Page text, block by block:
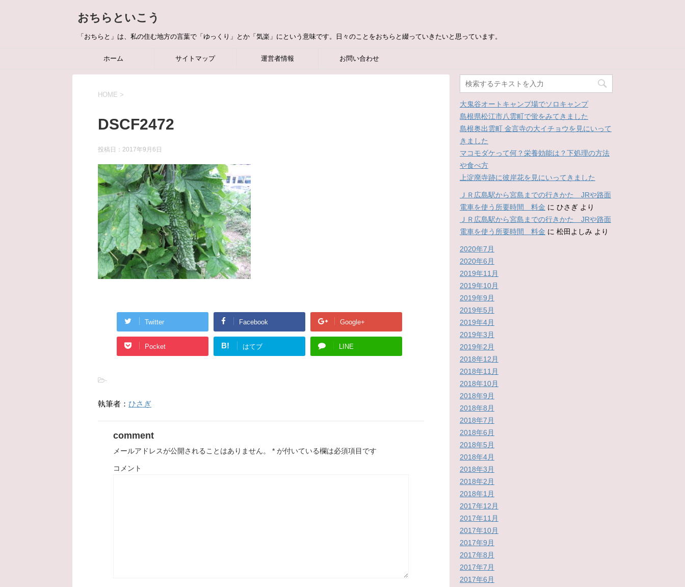
おちらといこう
「おちらと」は、私の住む地方の言葉で「ゆっくり」とか「気楽」にという意味です。日々のことをおちらと綴っていきたいと思っています。
ホーム サイトマップ 運営者情報 お問い合わせ
HOME >
DSCF2472
投稿日： 2017年9月6日
Twitter Facebook Google+
Pocket B! はてブ LINE
-
執筆者： ひさぎ
comment
メールアドレスが公開されることはありません。 * が付いている欄は必須項目です
コメント
大鬼谷オートキャンプ場でソロキャンプ
島根県松江市八雲町で蛍をみてきました
島根奥出雲町 金言寺の大イチョウを見にいって
きました
マコモダケって何？栄養効能は？下処理の方法
や食べ方
上淀廃寺跡に彼岸花を見にいってきました
ＪＲ広島駅から宮島までの行きかた JRや路面
電車を使う所要時間 料金 に ひさぎ より
ＪＲ広島駅から宮島までの行きかた JRや路面
電車を使う所要時間 料金 に 松田よしみ より
2020年7月
2020年6月
2019年11月
2019年10月
2019年9月
2019年5月
2019年4月
2019年3月
2019年2月
2018年12月
2018年11月
2018年10月
2018年9月
2018年8月
2018年7月
2018年6月
2018年5月
2018年4月
2018年3月
2018年2月
2018年1月
2017年12月
2017年11月
2017年10月
2017年9月
2017年8月
2017年7月
2017年6月